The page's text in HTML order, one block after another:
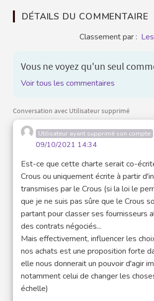
DÉTAILS DU COMMENTAIRE
Classement par :
Vous ne voyez qu'un seul
Voir tous les commentaires
Conversation avec Utilisateur supprimé
Utilisateur ayant supprimé son compte
09/10/2021 14:34
Est-ce que cette charte serait co-
Crous ou uniquement écrite à partir
transmises par le Crous (si la loi le
que je ne suis pas sûre que le Crous
partant pour classer ses fournisseurs
des contrats négociés...
Mais effectivement, influencer les
nos achats est une proposition forte
elle nous donnerait un pouvoir d'agir
notamment celui de changer les
échelle)